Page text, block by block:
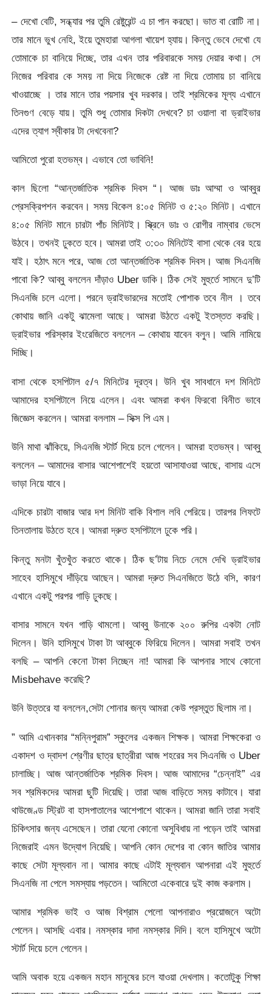
– দেখো বেটি, সন্ধ্যার পর তুমি রেষ্টুরেন্ট এ চা পান করছো। ভাত বা রোটি না।
তার মানে ভুখ নেহি, ইয়ে তুমহারা আগলা খায়েশ হ্যায়। কিন্তু ভেবে দেখো যে
তোমাকে চা বানিয়ে দিচ্ছে, তার এখন তার পরিবারকে সময় দেয়ার কথা। সে
নিজের পরিবার কে সময় না দিয়ে নিজেকে রেষ্ট না দিয়ে তোমায় চা বানিয়ে
খাওয়াচ্ছে । তার মানে তার পয়সার খুব দরকার। তাই শ্রমিকের মূল্য এখানে
তিনগুণ বেড়ে যায়। তুমি শুধু তোমার দিকটা দেখবে? চা ওয়ালা বা ড্রাইভার
এদের ত্যাগ স্বীকার টা দেখবেনা?
আমিতো পুরো হতভম্ব। এভাবে তো ভাবিনি!
কাল ছিলো “আন্তর্জাতিক শ্রমিক দিবস “। আজ ডাঃ আম্মা ও আব্বুর
প্রেসক্রিপশন করবেন। সময় বিকেল ৪:০৫ মিনিট ও ৫:২০ মিনিট। এখানে
৪:০৫ মিনিট মানে চারটা পাঁচ মিনিটই। স্ক্রিনে ডাঃ ও রোগীর নাম্বার ভেসে
উঠবে। তখনই ঢুকতে হবে। আমরা তাই ৩:৩০ মিনিটেই বাসা থেকে বের হয়ে
যাই। হঠাৎ মনে পরে, আজ তো আন্তর্জাতিক শ্রমিক দিবস। আজ সিএনজি
পাবো কি? আব্বু বললেন দাঁড়াও Uber ডাকি। ঠিক সেই মুহুর্তে সামনে দু’টি
সিএনজি চলে এলো। পরনে ড্রাইভারদের মতোই পোশাক তবে নীল । তবে
কোথায় জানি একটু ঝামেলা আছে। আমরা উঠতে একটু ইতস্তত করছি।
ড্রাইভার পরিস্কার ইংরেজিতে বললেন – কোথায় যাবেন বলুন। আমি নামিয়ে
দিচ্ছি।
বাসা থেকে হসপিটাল ৫/৭ মিনিটের দূরত্ব। উনি খুব সাবধানে দশ মিনিটে
আমাদের হসপিটালে নিয়ে এলেন। এবং আমরা কখন ফিরবো বিনীত ভাবে
জিজ্ঞেস করলেন। আমরা বললাম – সিক্স পি এম।
উনি মাথা ঝাঁকিয়ে, সিএনজি স্টার্ট দিয়ে চলে গেলেন। আমরা হতভম্ব। আব্বু
বললেন – আমাদের বাসার আশেপাশেই হয়তো আসাযাওয়া আছে, বাসায় এসে
ভাড়া নিয়ে যাবে।
এদিকে চারটা বাজার আর দশ মিনিট বাকি বিশাল লবি পেরিয়ে। তারপর লিফটে
তিনতালায় উঠতে হবে। আমরা দ্রুত হসপিটালে ঢুকে পরি।
কিন্তু মনটা খুঁতখুঁত করতে থাকে। ঠিক ছ’টায় নিচে নেমে দেখি ড্রাইভার
সাহেব হাসিমুখে দাঁড়িয়ে আছেন। আমরা দ্রুত সিএনজিতে উঠে বসি, কারণ
এখানে একটু পরপর গাড়ি ঢুকছে।
বাসার সামনে যখন গাড়ি থামলো। আব্বু উনাকে ২০০ রুপির একটা নোট
দিলেন। উনি হাসিমুখে টাকা টা আব্বুকে ফিরিয়ে দিলেন। আমরা সবাই তখন
বলছি – আপনি কেনো টাকা নিচ্ছেন না! আমরা কি আপনার সাথে কোনো
Misbehave করেছি?
উনি উত্তরে যা বললেন,সেটা শোনার জন্য আমরা কেউ প্রস্তুত ছিলাম না।
” আমি এখানকার “মন্নিপুরাম” স্কুলের একজন শিক্ষক। আমরা শিক্ষকেরা ও
একাদশ ও দ্বাদশ শ্রেণীর ছাত্র ছাত্রীরা আজ শহরের সব সিএনজি ও Uber
চালাচ্ছি। আজ আন্তর্জাতিক শ্রমিক দিবস। আজ আমাদের “চেন্নাই” এর
সব শ্রমিকদের আমরা ছুটি দিয়েছি। তারা আজ বাড়িতে সময় কাটাবে। যারা
থাউজেণ্ড স্ট্রিট বা হাসপাতালের আশেপাশে থাকেন। আমরা জানি তারা সবাই
চিকিৎসার জন্য এসেছেন। তারা যেনো কোনো অসুবিধায় না পড়েন তাই আমরা
নিজেরাই এমন উদ্যোগ নিয়েছি। আপনি কোন দেশের বা কোন জাতির আমার
কাছে সেটা মূল্যবান না। আমার কাছে এটাই মূল্যবান আপনারা এই মুহুর্তে
সিএনজি না পেলে সমস্যায় পড়তেন। আমিতো একেবারে দুই কাজ করলাম।
আমার শ্রমিক ভাই ও আজ বিশ্রাম পেলো আপনারাও প্রয়োজনে অটো
পেলেন। আসছি এবার। নমস্কার দাদা নমস্কার দিদি। বলে হাসিমুখে অটো
স্টার্ট দিয়ে চলে গেলেন।
আমি অবাক হয়ে একজন মহান মানুষের চলে যাওয়া দেখলাম। কতোটুকু শিক্ষা